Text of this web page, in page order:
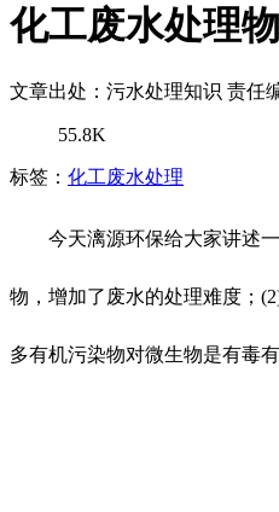
化工废水处理
文章出处：污水处理知识 责任
55.8K
标签： 化工废水处理
今天漓源环保给大家讲述
物，增加了废水的处理难度；
多有机污染物对微生物是有毒